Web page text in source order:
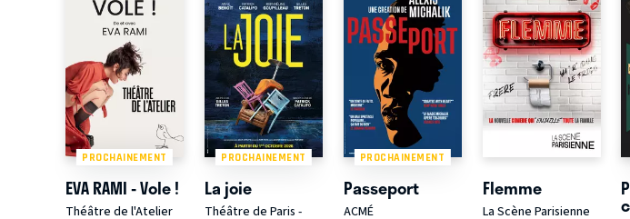
PROCHAINEMENT
EVA RAMI - Vole !
Théâtre de l'Atelier
PROCHAINEMENT
La joie
Théâtre de Paris -
PROCHAINEMENT
Passeport
ACMÉ
Flemme
La Scène Parisienne